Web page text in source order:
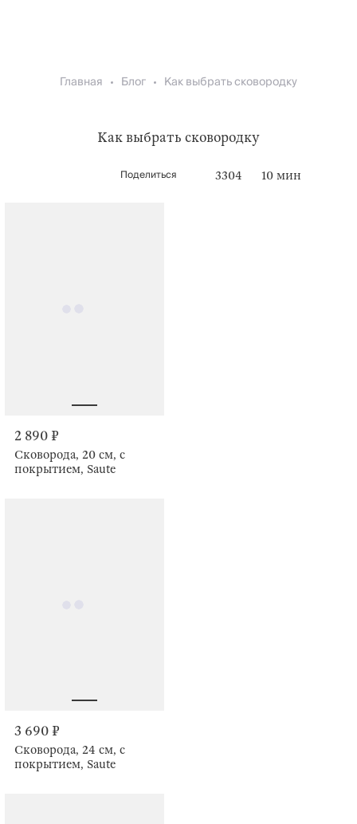
Главная Блог Как выбрать сковородку
Как выбрать сковородку
Поделиться 3304 10 мин
2 890 ₽
Сковорода, 20 см, с
покрытием, Saute
3 690 ₽
Сковорода, 24 см, с
покрытием, Saute